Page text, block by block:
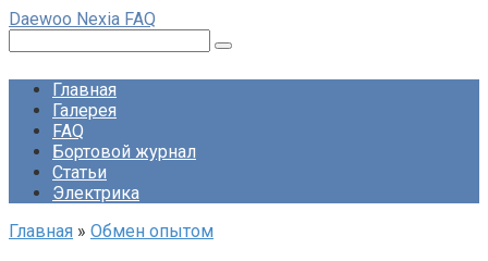
Перейти
контенту
Daewoo Nexia FAQ
Главная
Галерея
FAQ
Бортовой журнал
Статьи
Электрика
Главная » Обмен опытом